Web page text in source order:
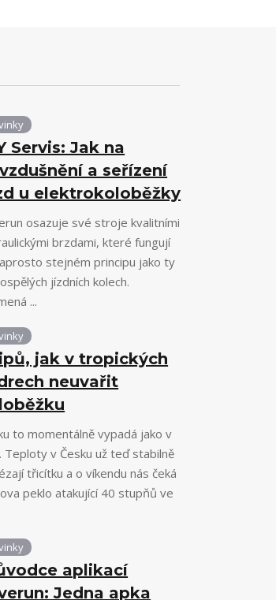
Servis: Jak na
a seřízení
u elektrokoloběžky
osazuje své stroje kvalitními
brzdami, které fungují
stejném principu jako ty
jízdních kolech.
...
jak v tropických
neuvařit
to momentálně vypadá jako v
Teploty v Česku už teď stabilně
třicítku a o víkendu nás čeká
peklo atakující 40 stupňů ve
aplikací
Jedna apka